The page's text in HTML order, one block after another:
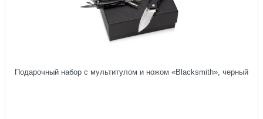
Подарочный набор с мультитулом и ножом «Blacksmith», черный